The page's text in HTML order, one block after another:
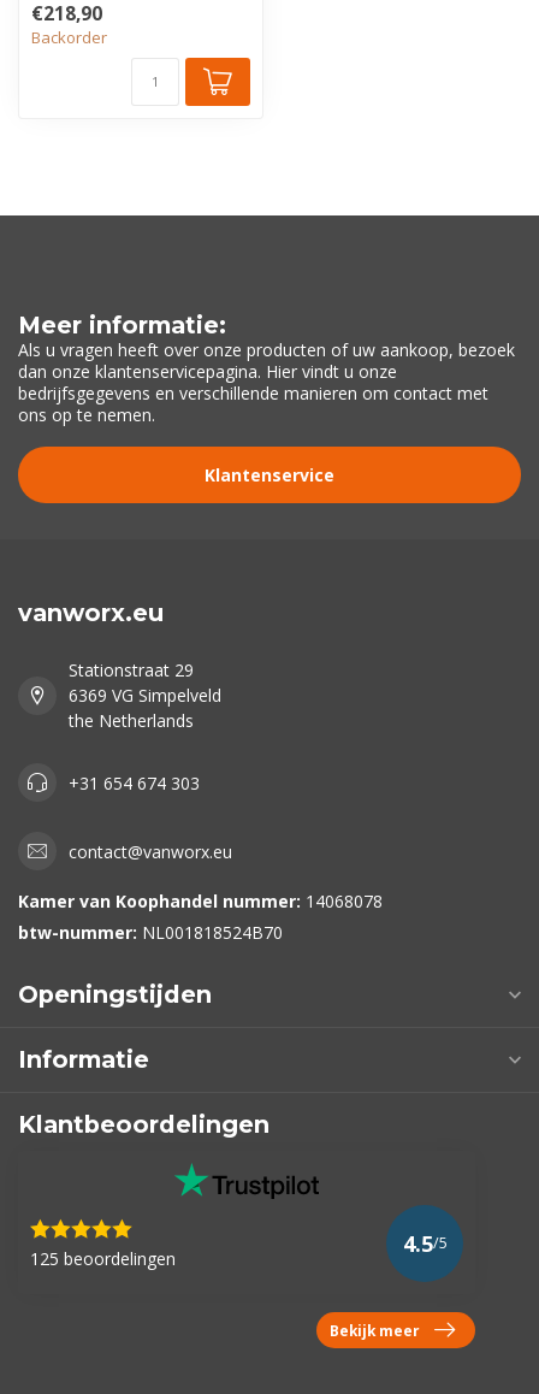
wassen van de hande...
€218,90
Backorder
Meer informatie:
Als u vragen heeft over onze producten of uw aankoop, bezoek
dan onze klantenservicepagina. Hier vindt u onze
bedrijfsgegevens en verschillende manieren om contact met
ons op te nemen.
Klantenservice
vanworx.eu
Stationstraat 29
6369 VG Simpelveld
the Netherlands
+31 654 674 303
contact@vanworx.eu
Kamer van Koophandel nummer: 14068078
btw-nummer: NL001818524B70
Openingstijden
Informatie
Klantbeoordelingen
125 beoordelingen
4.5/5
Bekijk meer